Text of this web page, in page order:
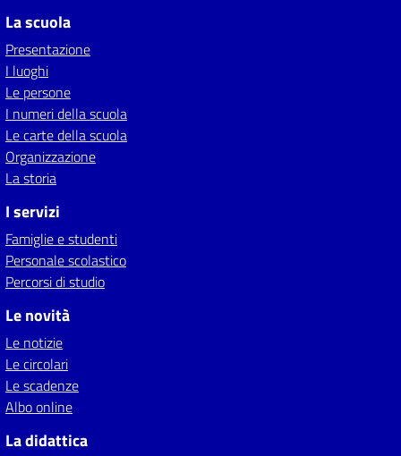
La scuola
Presentazione
I luoghi
Le persone
I numeri della scuola
Le carte della scuola
Organizzazione
La storia
I servizi
Famiglie e studenti
Personale scolastico
Percorsi di studio
Le novità
Le notizie
Le circolari
Le scadenze
Albo online
La didattica